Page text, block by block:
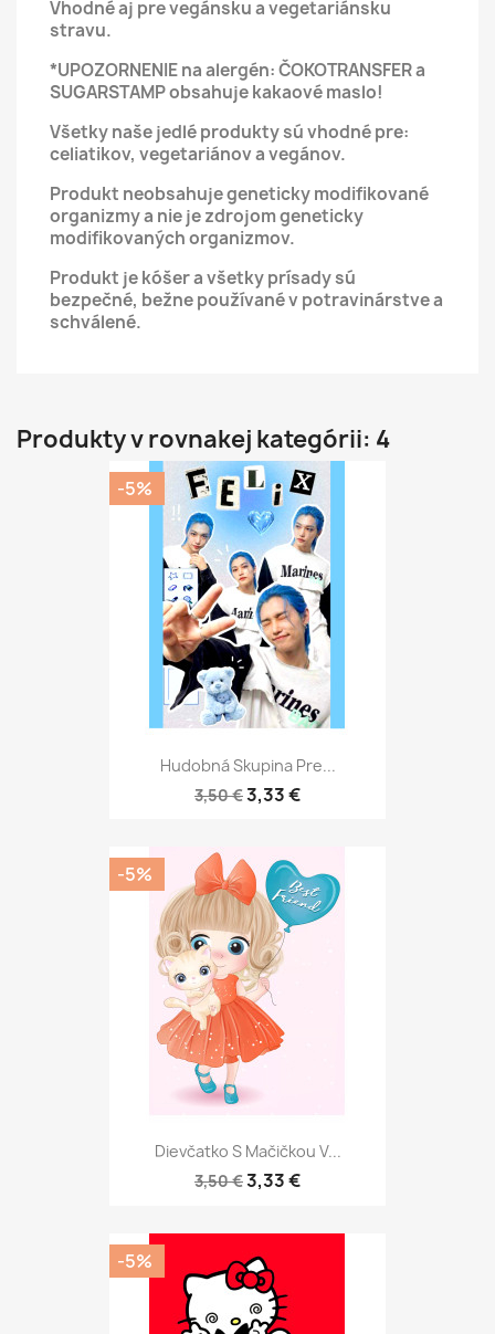
Vhodné aj pre vegánsku a vegetariánsku
stravu.
*UPOZORNENIE na alergén: ČOKOTRANSFER a
SUGARSTAMP obsahuje kakaové maslo!
Všetky naše jedlé produkty sú vhodné pre:
celiatikov, vegetariánov a vegánov.
Produkt neobsahuje geneticky modifikované
organizmy a nie je zdrojom geneticky
modifikovaných organizmov.
Produkt je kóšer a všetky prísady sú
bezpečné, bežne používané v potravinárstve a
schválené.
Produkty v rovnakej kategórii: 4
Hudobná Skupina Pre...
3,50 €3,33 €
-5%
Dievčatko S Mačičkou V...
3,50 €3,33 €
-5%
-5%